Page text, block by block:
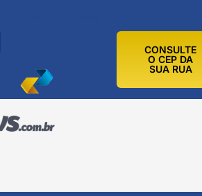
CONSULTE
O CEP DA
SUA RUA